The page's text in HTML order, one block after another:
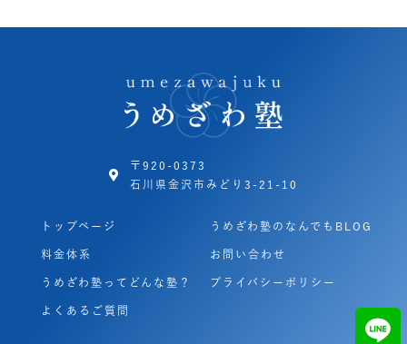
〒920-0373
石川県金沢市みどり3-21-10
トップページ
料金体系
うめざわ塾ってどんな塾？
よくあるご質問
うめざわ塾のなんでもBLOG
お問い合わせ
プライバシーポリシー